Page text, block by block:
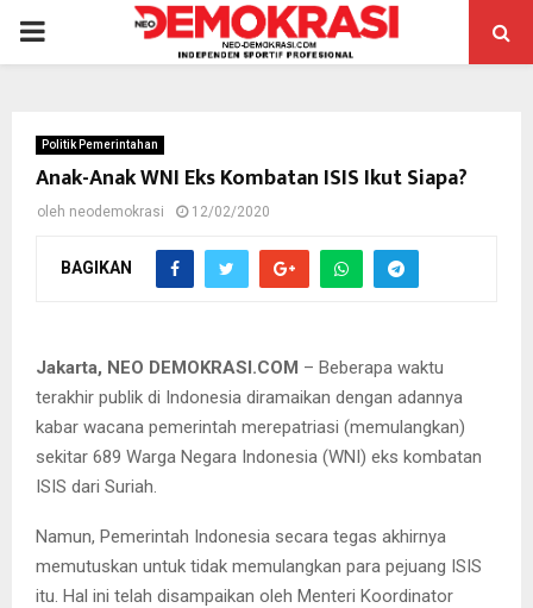
PRIMARY
Politik Pemerintahan
Anak-Anak WNI Eks Kombatan ISIS Ikut Siapa?
oleh neodemokrasi 12/02/2020
BAGIKAN
Jakarta, NEO DEMOKRASI.COM – Beberapa waktu
terakhir publik di Indonesia diramaikan dengan adannya
kabar wacana pemerintah merepatriasi (memulangkan)
sekitar 689 Warga Negara Indonesia (WNI) eks kombatan
ISIS dari Suriah.
Namun, Pemerintah Indonesia secara tegas akhirnya
memutuskan untuk tidak memulangkan para pejuang ISIS
itu. Hal ini telah disampaikan oleh Menteri Koordinator